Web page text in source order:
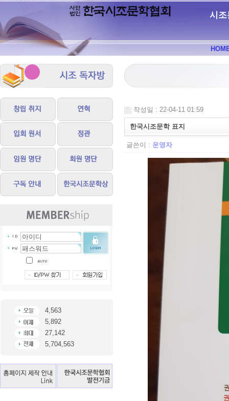
시조
4,563
5,892
27,142
5,704,563
작성일 : 22-04-11 01:59
한국시조문학 표지
글쓴이 : 운영자